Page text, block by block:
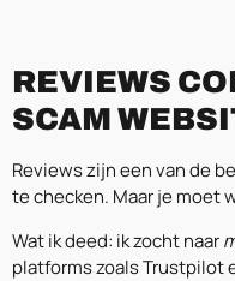
REVIEWS
SCAM
Reviews zijn een van de
te checken. Maar je moet
Wat ik deed: ik zocht naar
platforms zoals Trustpilot